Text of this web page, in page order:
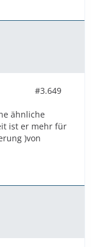
#3.649
ähnliche
ist er mehr für
)von